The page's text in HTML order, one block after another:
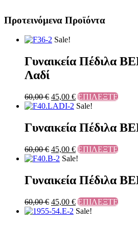
Προτεινόμενα Προϊόντα
Sale!
Γυναικεία Πέδιλα
Λαδί
60,00€ 45,00 € ΕΠΙΛΕΞΤΕ
Sale!
Γυναικεία Πέδιλα
60,00€ 45,00 € ΕΠΙΛΕΞΤΕ
Sale!
Γυναικεία Πέδιλα
60,00€ 45,00 € ΕΠΙΛΕΞΤΕ
Sale!